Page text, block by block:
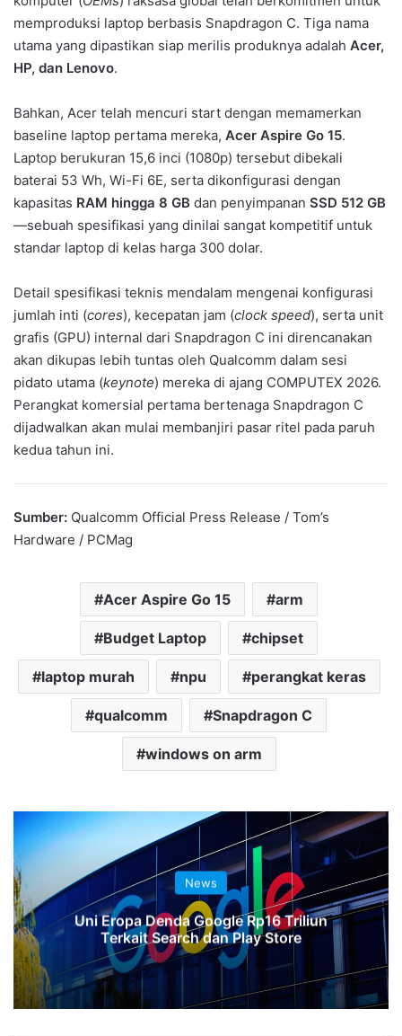
memproduksi laptop berbasis Snapdragon C. Tiga nama
utama yang dipastikan siap merilis produknya adalah Acer,
HP, dan Lenovo.
Bahkan, Acer telah mencuri start dengan memamerkan
baseline laptop pertama mereka, Acer Aspire Go 15.
Laptop berukuran 15,6 inci (1080p) tersebut dibekali
baterai 53 Wh, Wi-Fi 6E, serta dikonfigurasi dengan
kapasitas RAM hingga 8 GB dan penyimpanan SSD 512 GB
—sebuah spesifikasi yang dinilai sangat kompetitif untuk
standar laptop di kelas harga 300 dolar.
Detail spesifikasi teknis mendalam mengenai konfigurasi
jumlah inti (cores), kecepatan jam (clock speed), serta unit
grafis (GPU) internal dari Snapdragon C ini direncanakan
akan dikupas lebih tuntas oleh Qualcomm dalam sesi
pidato utama (keynote) mereka di ajang COMPUTEX 2026.
Perangkat komersial pertama bertenaga Snapdragon C
dijadwalkan akan mulai membanjiri pasar ritel pada paruh
kedua tahun ini.
Sumber: Qualcomm Official Press Release / Tom’s
Hardware / PCMag
Acer Aspire Go 15 arm
Budget Laptop chipset
laptop murah npu perangkat keras
qualcomm Snapdragon C
windows on arm
News
Uni Eropa Denda Google Rp16 Triliun
Terkait Search dan Play Store